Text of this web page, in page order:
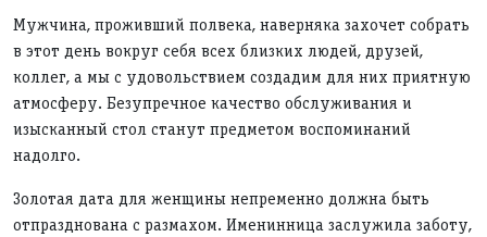
Мужчина, проживший полвека, наверняка захочет собрать
в этот день вокруг себя всех близких людей, друзей,
коллег, а мы с удовольствием создадим для них приятную
атмосферу. Безупречное качество обслуживания и
изысканный стол станут предметом воспоминаний
надолго.
Золотая дата для женщины непременно должна быть
отпразднована с размахом. Именинница заслужила заботу,